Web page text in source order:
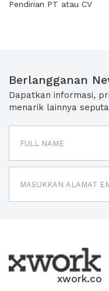
Pendirian PT atau CV
Berlangganan
Dapatkan informasi,
menarik lainnya
xwork.co